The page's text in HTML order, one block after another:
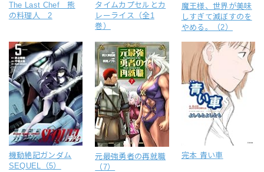
The Last Chef 熊
の料理人 2
タイムカプセルとカ
レーライス（全1
巻）
魔王様、世界が美味
しすぎて滅ぼすのを
やめる。（2）
機動絶記ガンダム
SEQUEL（5）
元最強勇者の再就職
（7）
完本 青い車